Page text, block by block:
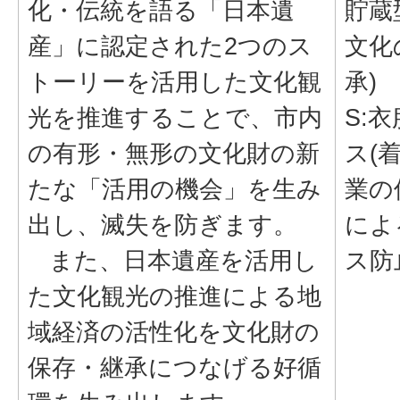
化・伝統を語る「日本遺
産」に認定された2つのス
トーリーを活用した文化観
光を推進することで、市内
の有形・無形の文化財の新
たな「活用の機会」を生み
出し、滅失を防ぎます。
また、日本遺産を活用し
た文化観光の推進による地
域経済の活性化を文化財の
保存・継承につなげる好循
貯蔵
文化
承)
S:衣
ス(
業の
に
ス